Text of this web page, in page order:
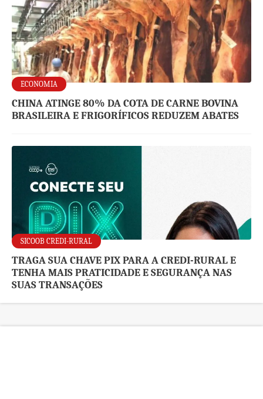
ECONOMIA
CHINA ATINGE 80% DA COTA DE CARNE BOVINA
BRASILEIRA E FRIGORÍFICOS REDUZEM ABATES
SICOOB CREDI-RURAL
TRAGA SUA CHAVE PIX PARA A CREDI-RURAL E
TENHA MAIS PRATICIDADE E SEGURANÇA NAS
SUAS TRANSAÇÕES